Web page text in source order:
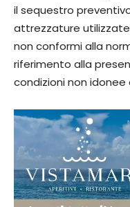
il sequestro
attrezzature
non conformi alla
riferimento alla
condizioni non